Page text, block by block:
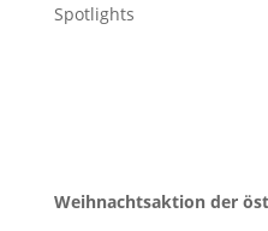
Spotlights
Weihnachtsaktion der